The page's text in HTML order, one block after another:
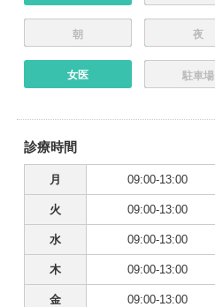
朝 夜
女医 駐車場
診療時間
月 09:00-13:00
火 09:00-13:00
水 09:00-13:00
木 09:00-13:00
金 09:00-13:00